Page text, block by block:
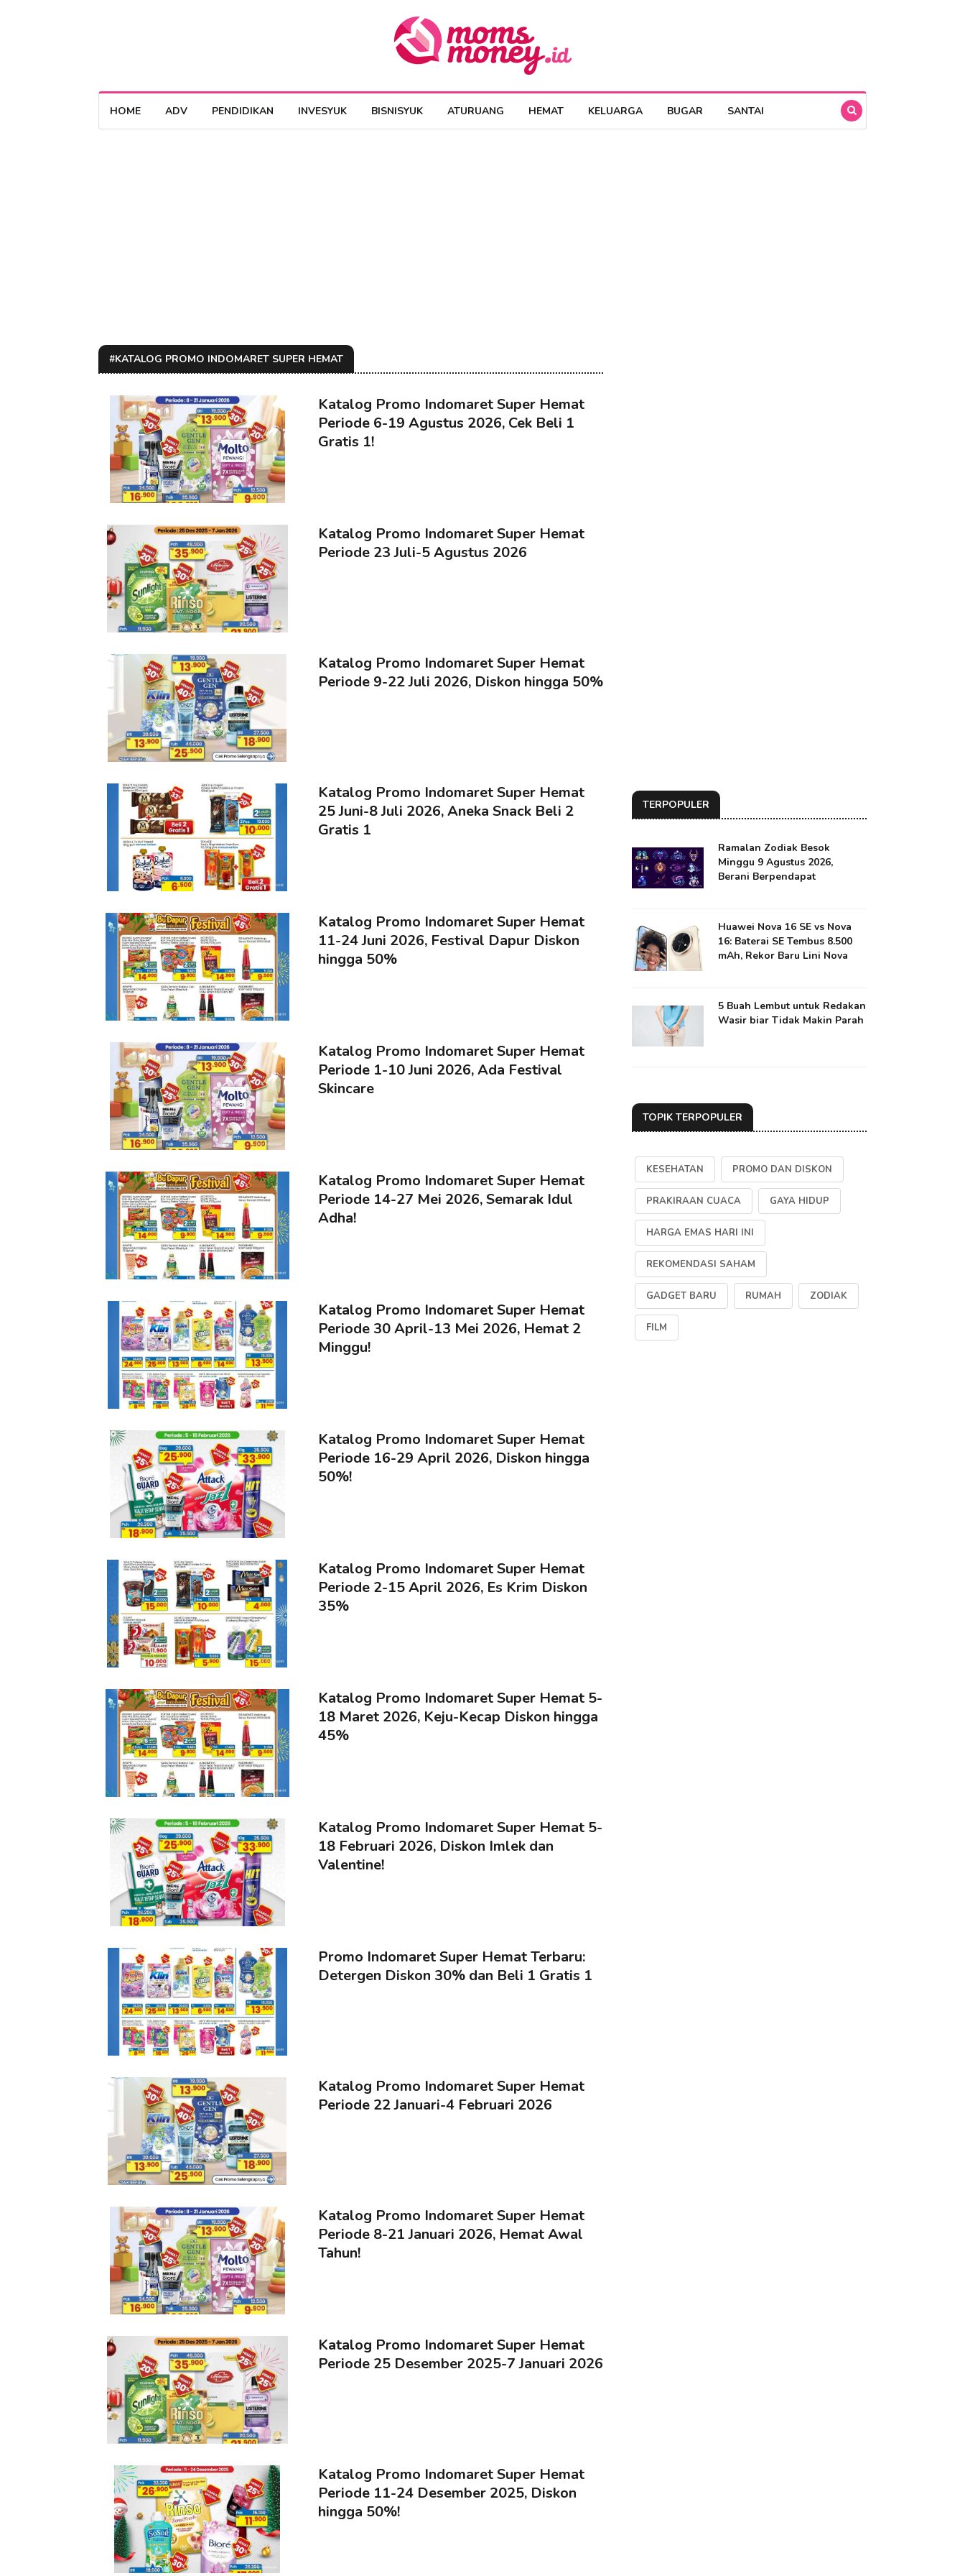
HOME ADV PENDIDIKAN INVESYUK BISNISYUK ATURUANG HEMAT KELUARGA BUGAR SANTAI
#KATALOG PROMO INDOMARET SUPER HEMAT
Katalog Promo Indomaret Super Hemat
Periode 6-19 Agustus 2026, Cek Beli 1
Gratis 1!
Katalog Promo Indomaret Super Hemat
Periode 23 Juli-5 Agustus 2026
Katalog Promo Indomaret Super Hemat
Periode 9-22 Juli 2026, Diskon hingga 50%
Katalog Promo Indomaret Super Hemat
25 Juni-8 Juli 2026, Aneka Snack Beli 2
Gratis 1
Katalog Promo Indomaret Super Hemat
11-24 Juni 2026, Festival Dapur Diskon
hingga 50%
Katalog Promo Indomaret Super Hemat
Periode 1-10 Juni 2026, Ada Festival
Skincare
Katalog Promo Indomaret Super Hemat
Periode 14-27 Mei 2026, Semarak Idul
Adha!
Katalog Promo Indomaret Super Hemat
Periode 30 April-13 Mei 2026, Hemat 2
Minggu!
Katalog Promo Indomaret Super Hemat
Periode 16-29 April 2026, Diskon hingga
50%!
Katalog Promo Indomaret Super Hemat
Periode 2-15 April 2026, Es Krim Diskon
35%
Katalog Promo Indomaret Super Hemat 5-
18 Maret 2026, Keju-Kecap Diskon hingga
45%
Katalog Promo Indomaret Super Hemat 5-
18 Februari 2026, Diskon Imlek dan
Valentine!
Promo Indomaret Super Hemat Terbaru:
Detergen Diskon 30% dan Beli 1 Gratis 1
Katalog Promo Indomaret Super Hemat
Periode 22 Januari-4 Februari 2026
Katalog Promo Indomaret Super Hemat
Periode 8-21 Januari 2026, Hemat Awal
Tahun!
Katalog Promo Indomaret Super Hemat
Periode 25 Desember 2025-7 Januari 2026
Katalog Promo Indomaret Super Hemat
Periode 11-24 Desember 2025, Diskon
hingga 50%!
TERPOPULER
Ramalan Zodiak Besok
Minggu 9 Agustus 2026,
Berani Berpendapat
Huawei Nova 16 SE vs Nova
16: Baterai SE Tembus 8.500
mAh, Rekor Baru Lini Nova
5 Buah Lembut untuk Redakan
Wasir biar Tidak Makin Parah
TOPIK TERPOPULER
KESEHATAN PROMO DAN DISKON
PRAKIRAAN CUACA GAYA HIDUP
HARGA EMAS HARI INI
REKOMENDASI SAHAM
GADGET BARU RUMAH ZODIAK
FILM